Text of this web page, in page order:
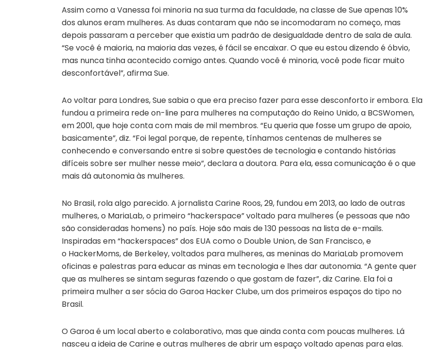
Assim como a Vanessa foi minoria na sua turma da faculdade, na classe de Sue apenas 10%
dos alunos eram mulheres. As duas contaram que não se incomodaram no começo, mas
depois passaram a perceber que existia um padrão de desigualdade dentro de sala de aula.
“Se você é maioria, na maioria das vezes, é fácil se encaixar. O que eu estou dizendo é óbvio,
mas nunca tinha acontecido comigo antes. Quando você é minoria, você pode ficar muito
desconfortável”, afirma Sue.
Ao voltar para Londres, Sue sabia o que era preciso fazer para esse desconforto ir embora. Ela
fundou a primeira rede on-line para mulheres na computação do Reino Unido, a BCSWomen,
em 2001, que hoje conta com mais de mil membros. “Eu queria que fosse um grupo de apoio,
basicamente”, diz. “Foi legal porque, de repente, tínhamos centenas de mulheres se
conhecendo e conversando entre si sobre questões de tecnologia e contando histórias
difíceis sobre ser mulher nesse meio”, declara a doutora. Para ela, essa comunicação é o que
mais dá autonomia às mulheres.
No Brasil, rola algo parecido. A jornalista Carine Roos, 29, fundou em 2013, ao lado de outras
mulheres, o MariaLab, o primeiro “hackerspace” voltado para mulheres (e pessoas que não
são consideradas homens) no país. Hoje são mais de 130 pessoas na lista de e-mails.
Inspiradas em “hackerspaces” dos EUA como o Double Union, de San Francisco, e
o HackerMoms, de Berkeley, voltados para mulheres, as meninas do MariaLab promovem
oficinas e palestras para educar as minas em tecnologia e lhes dar autonomia. “A gente quer
que as mulheres se sintam seguras fazendo o que gostam de fazer”, diz Carine. Ela foi a
primeira mulher a ser sócia do Garoa Hacker Clube, um dos primeiros espaços do tipo no
Brasil.
O Garoa é um local aberto e colaborativo, mas que ainda conta com poucas mulheres. Lá
nasceu a ideia de Carine e outras mulheres de abrir um espaço voltado apenas para elas.